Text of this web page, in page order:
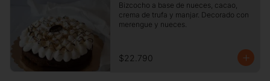
Bizcocho a base de nueces, cacao,
crema de trufa y manjar. Decorado con
merengue y nueces.
$22.790